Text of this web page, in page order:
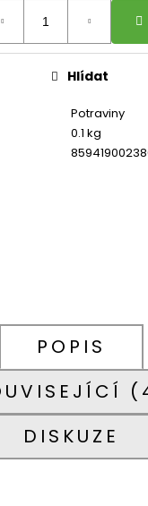
Potraviny
0.1 kg
Hlídat
POPIS
DISKUZE